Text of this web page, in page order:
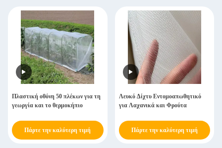
Πλαστική οθόνη 50 πλέκων για τη
γεωργία και το θερμοκήπιο
Πάρτε την καλύτερη τιμή
Λευκό Δίχτυ Εντομοαπωθητικό
για Λαχανικά και Φρούτα
Πάρτε την καλύτερη τιμή